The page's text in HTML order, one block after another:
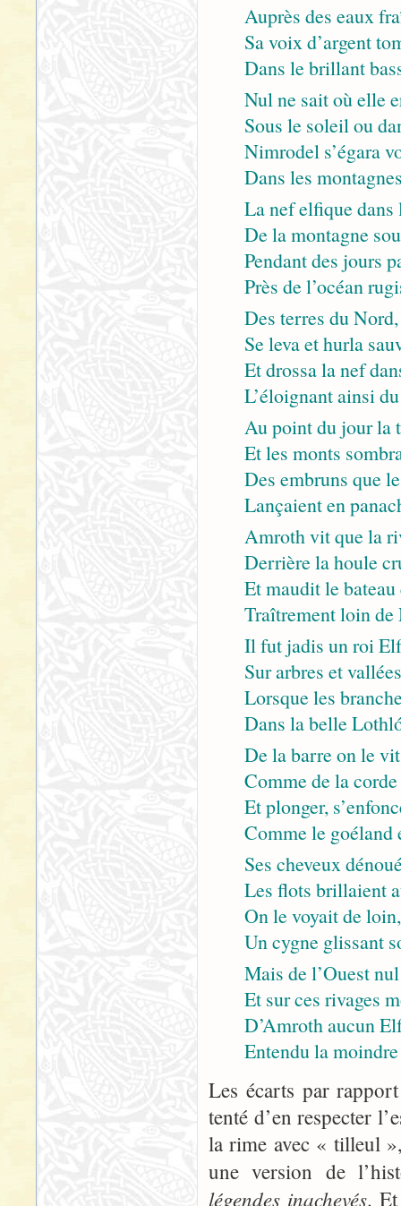
Auprès des eaux
Sa voix d’argent
Dans le brillant
Nul ne sait où elle
Sous le soleil ou
Nimrodel s’égara
Dans les
La nef elfique dans
De la montagne
Pendant des jours
Près de l’océan
Des terres du
Se leva et hurla
Et drossa la nef
L’éloignant ainsi
Au point du jour la
Et les monts
Des embruns que
Lançaient en
Amroth vit que la
Derrière la houle
Et maudit le
Traîtrement loin
Il fut jadis un roi
Sur arbres et
Lorsque les
Dans la belle
De la barre on le
Comme de la
Et plonger,
Comme le goéland
Ses cheveux
Les flots brillaient
On le voyait de
Un cygne glissant
Mais de l’Ouest
Et sur ces rivages
D’Amroth aucun
Entendu la
Les écarts par
tenté d’en respecter
la rime avec « tilleul
une version de
légendes inachevés.